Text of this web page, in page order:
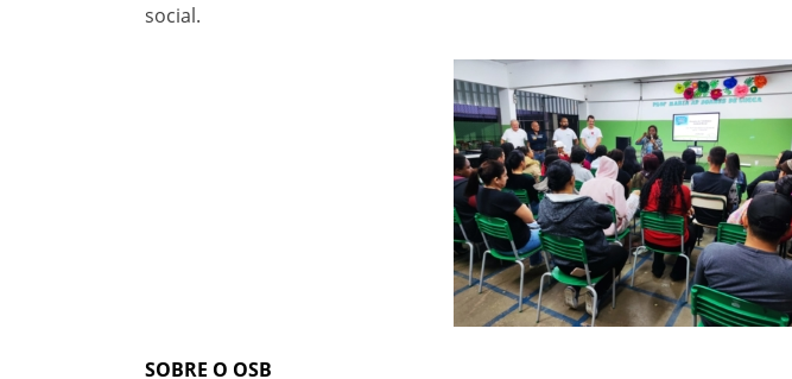
social.
SOBRE O OSB